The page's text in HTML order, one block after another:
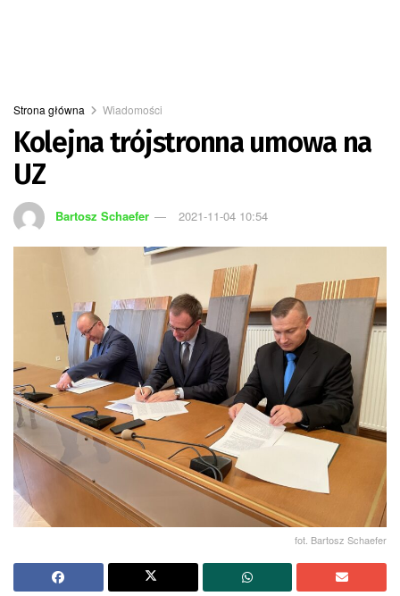
Strona główna Wiadomości
Kolejna trójstronna umowa na
UZ
Bartosz Schaefer 2021-11-04 10:54
fot. Bartosz Schaefer